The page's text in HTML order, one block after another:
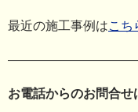
最近の施工事例はこち
お電話からのお問合せ